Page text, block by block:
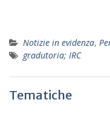
Notizie in evidenza,
gradutoria; IRC
Tematiche